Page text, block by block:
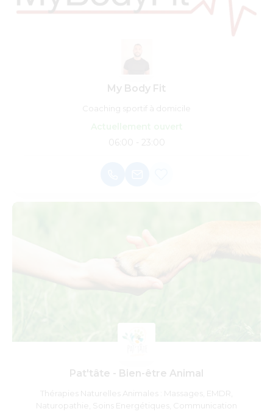
My Body Fit
Coaching sportif à domicile
06:00 - 23:00
Pat'tâte - Bien-être Animal
Thérapies Naturelles Animales : Massages, EMDR,
Naturopathie, Soins Energétiques, Communication